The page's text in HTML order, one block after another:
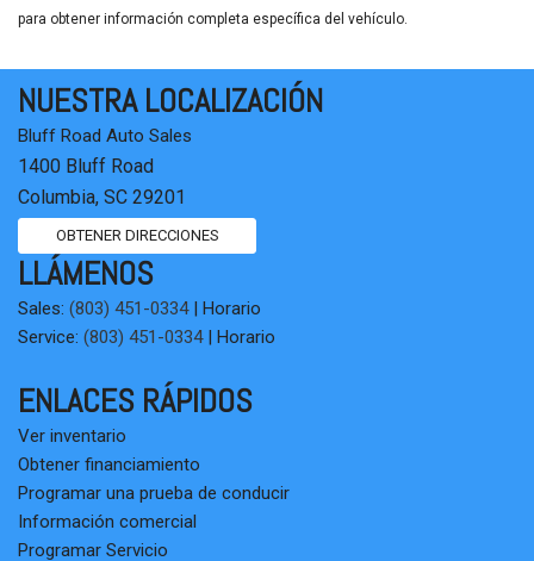
para obtener información completa específica del vehículo.
NUESTRA LOCALIZACIÓN
Bluff Road Auto Sales
1400 Bluff Road
Columbia, SC 29201
OBTENER DIRECCIONES
LLÁMENOS
Sales: (803) 451-0334| Horario
Service: (803) 451-0334| Horario
ENLACES RÁPIDOS
Ver inventario
Obtener financiamiento
Programar una prueba de conducir
Información comercial
Programar Servicio